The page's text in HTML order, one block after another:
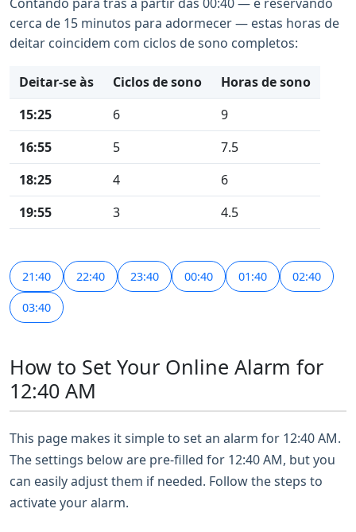
cerca de 15 minutos para adormecer — estas horas de
deitar coincidem com ciclos de sono completos:
Deitar-se às Ciclos de sono
Horas de sono
15:25
6
9
16:55
5
7.5
18:25
4
6
19:55
3 4.5
21:40 22:40 23:40 00:40 01:40 02:40
03:40
How to Set Your Online Alarm for
12:40 AM
This page makes it simple to set an alarm for 12:40 AM.
The settings below are pre-filled for 12:40 AM, but you
can easily adjust them if needed. Follow the steps to
activate your alarm.